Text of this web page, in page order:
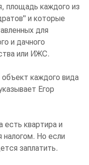
площадь каждого из
и которые
для
и дачного
или ИЖС.
объект каждого вида
Егор
есть квартира и
налогом. Но если
заплатить.